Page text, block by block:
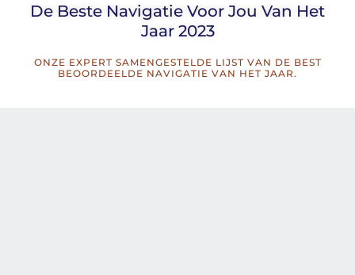
De Beste Navigatie Voor Jou Van Het
Jaar 2023​
ONZE EXPERT SAMENGESTELDE LIJST VAN DE BEST
BEOORDEELDE NAVIGATIE VAN HET JAAR.